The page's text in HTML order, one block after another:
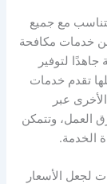
مع جميع
عن خدمات مكافحة
لتوفير
تقدم خدمات
عبر
العمل، وتتمكن
الخدمة.
لجعل الأسعار